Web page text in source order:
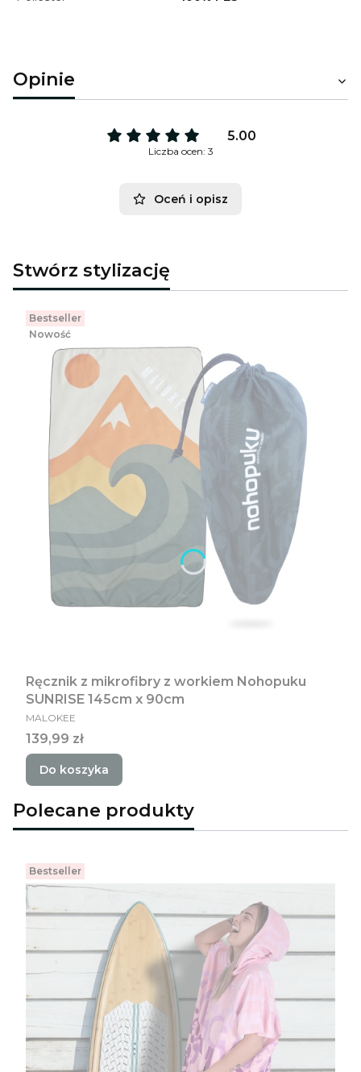
Opinie
5.00
Liczba ocen: 3
Oceń i opisz
Stwórz stylizację
Bestseller
Nowość
Ręcznik z mikrofibry z workiem Nohopuku
SUNRISE 145cm x 90cm
PRODUCENT
MALOKEE
Cena
139,99 zł
Do koszyka
Polecane produkty
Bestseller